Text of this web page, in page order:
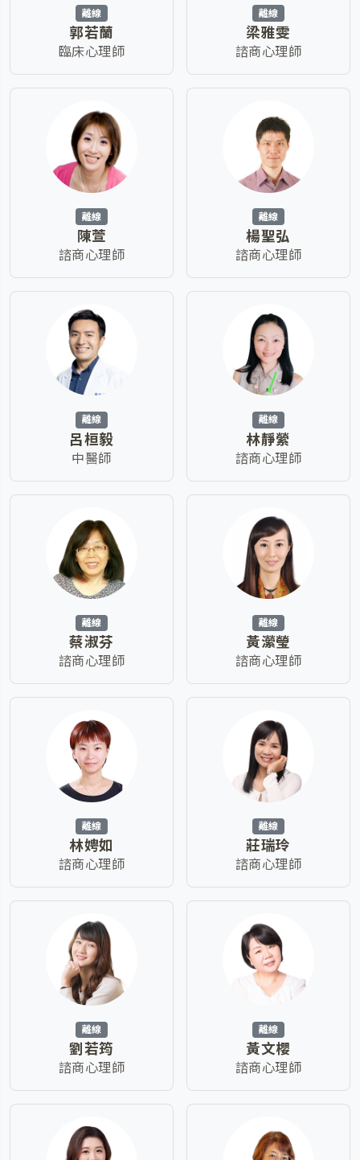
離線
郭若蘭
臨床心理師
離線
梁雅雯
諮商心理師
離線
陳萱
諮商心理師
離線
楊聖弘
諮商心理師
離線
呂桓毅
中醫師
離線
林靜縈
諮商心理師
離線
蔡淑芬
諮商心理師
離線
黃瀠瑩
諮商心理師
離線
林娉如
諮商心理師
離線
莊瑞玲
諮商心理師
離線
劉若筠
諮商心理師
離線
黃文櫻
諮商心理師